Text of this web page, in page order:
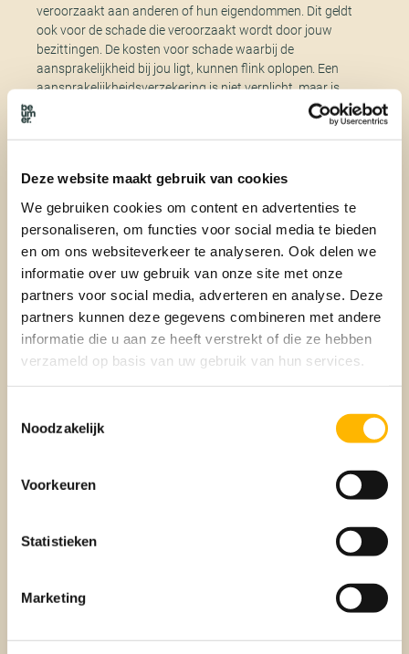
Deze website maakt gebruik van cookies
We gebruiken cookies om content en advertenties te
personaliseren, om functies voor social media te bieden
en om ons websiteverkeer te analyseren. Ook delen we
informatie over uw gebruik van onze site met onze
partners voor social media, adverteren en analyse. Deze
partners kunnen deze gegevens combineren met andere
informatie die u aan ze heeft verstrekt of die ze hebben
verzameld op basis van uw gebruik van hun services.
Noodzakelijk
Voorkeuren
Statistieken
Marketing
veroorzaakt aan anderen of hun eigendommen. Dit geldt
ook voor de schade die veroorzaakt wordt door jouw
bezittingen. De kosten voor schade waarbij de
aansprakelijkheid bij jou ligt, kunnen flink oplopen. Een
aansprakelijkheidsverzekering is niet verplicht, maar is
Inboedelverzekering
Een inboedelverzekering wordt vaak gecombineerd met een
opstalverzekering, die alleen je woning beschermd. Deze
verzekering dekt schade aan spullen in je woning tegen
risico’s als waterschade, brand en inbraak. Ook de
inboedelverzekering is niet verplicht, maar wel erg aan te
raden en heb je altijd nog een verzekering om op terug te
Met een rechtsbijstandverzekering ben je verzekerd van
gerelateerde conflicten zoals burenruzies of verbouwingen.
Deze kunnen flink uit de hand lopen en dan is het fijn dat je
handig om een doorlopende reisverzekering af te sluiten. Je